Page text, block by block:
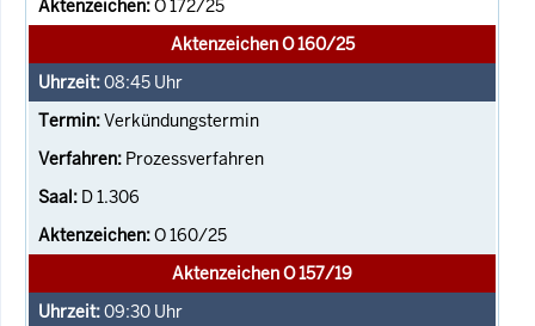
O 172/25
Aktenzeichen O 160/25
08:45 Uhr
Verkündungstermin
Prozessverfahren
D 1.306
O 160/25
Aktenzeichen O 157/19
09:30 Uhr